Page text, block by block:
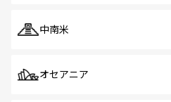
中南米
オセアニア